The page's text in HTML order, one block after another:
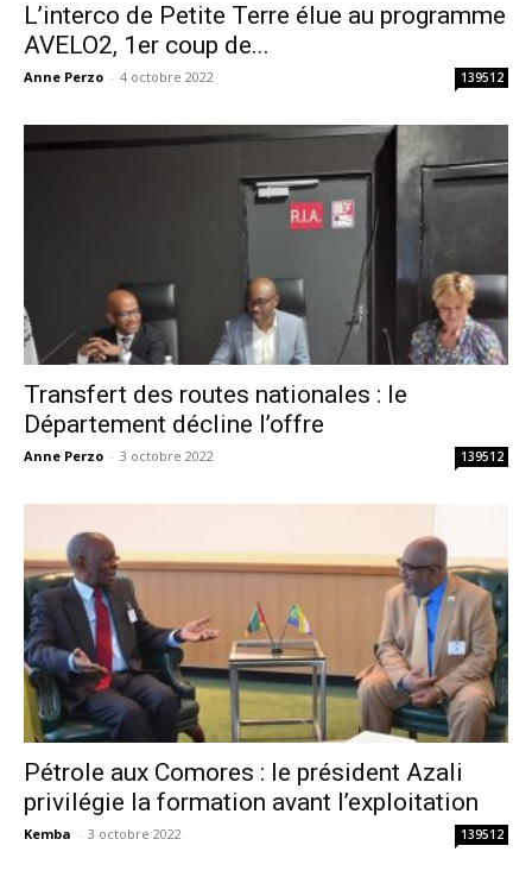
L’interco de Petite Terre élue au programme
AVELO2, 1er coup de...
Anne Perzo - 4 octobre 2022 139512
Transfert des routes nationales : le
Département décline l’offre
Anne Perzo - 3 octobre 2022 139512
Pétrole aux Comores : le président Azali
privilégie la formation avant l’exploitation
Kemba - 3 octobre 2022 139512